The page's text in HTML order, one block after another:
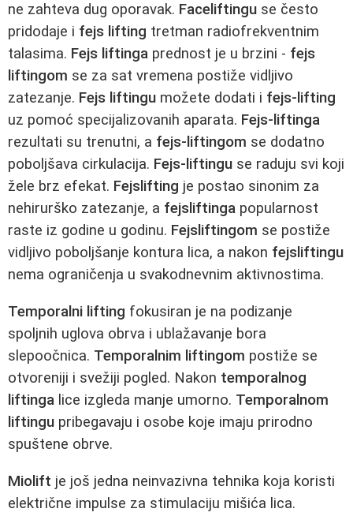
ne zahteva dug oporavak. Faceliftingu se često
pridodaje i fejs lifting tretman radiofrekventnim
talasima. Fejs liftinga prednost je u brzini - fejs
liftingom se za sat vremena postiže vidljivo
zatezanje. Fejs liftingu možete dodati i fejs-lifting
uz pomoć specijalizovanih aparata. Fejs-liftinga
rezultati su trenutni, a fejs-liftingom se dodatno
poboljšava cirkulacija. Fejs-liftingu se raduju svi koji
žele brz efekat. Fejslifting je postao sinonim za
nehirurško zatezanje, a fejsliftinga popularnost
raste iz godine u godinu. Fejsliftingom se postiže
vidljivo poboljšanje kontura lica, a nakon fejsliftingu
nema ograničenja u svakodnevnim aktivnostima.
Temporalni lifting fokusiran je na podizanje
spoljnih uglova obrva i ublažavanje bora
slepoočnica. Temporalnim liftingom postiže se
otvoreniji i svežiji pogled. Nakon temporalnog
liftinga lice izgleda manje umorno. Temporalnom
liftingu pribegavaju i osobe koje imaju prirodno
spuštene obrve.
Miolift je još jedna neinvazivna tehnika koja koristi
električne impulse za stimulaciju mišića lica.